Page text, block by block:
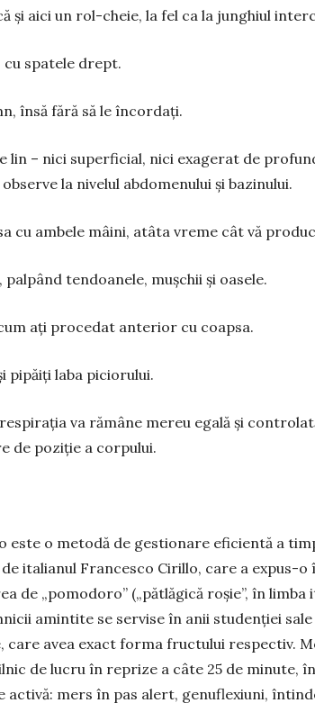
și aici un rol-cheie, la fel ca la junghiul
cu spatele drept.
însă fără să le încordați.
lin – nici superficial, nici exagerat de
la nivelul abdomenului și bazinului.
cu ambele mâini, atâta vreme cât vă
tendoanele, muș­chii și oasele.
ați procedat anterior cu coapsa.
pipăiți laba piciorului.
va rămâne mereu egală și
de poziție a corpului.
este o metodă de gestio­nare eficientă a
de italianul Francesco Cirillo, care a
de „pomodoro” („pătlăgică roșie”, în limba
amintite se servise în anii studenției
care avea exact forma fructului respectiv.
de lucru în reprize a câte 25 de minute,
activă: mers în pas alert, genufle­xiuni,